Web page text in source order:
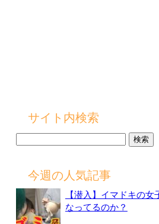
サイト内検索
今週の人気記事
【潜入】イマドキの
なってるのか？